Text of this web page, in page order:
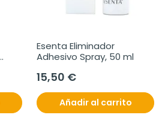
Esenta Eliminador
Adhesivo Spray, 50 ml
15,50 €
Añadir al carrito